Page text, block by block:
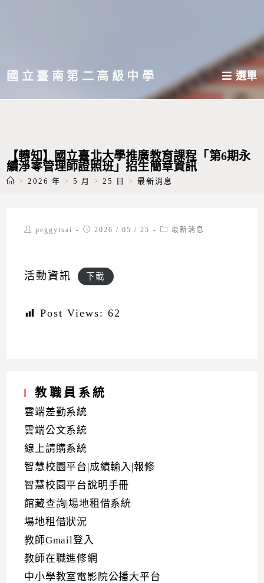
主國立臺南第二高級中學 選單
【轉知】國立臺北大學推廣教育課程「第6期永
續淨零管理師證照班」招生簡章資訊
> 2026 年 > 5 月 > 25 日 > 最新消息
Postpeggytsai
Post2026 / 05 / 25
Post最新消息
活動資訊 下載
Post Views: 62
教職員系統
雲端差勤系統
雲端公文系統
線上請購系統
智慧校園平台|成績輸入|報修
智慧校園平台說明手冊
館藏查詢|場地租借系統
場地租借狀況
教師Gmail登入
教師在職進修網
中小學教室電影院公播大平台